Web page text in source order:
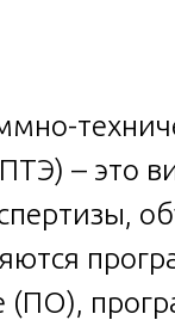
– это
(ПО),